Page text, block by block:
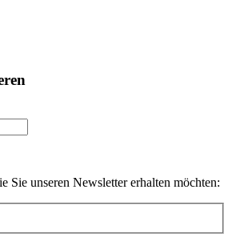
Sie unseren Newsletter erhalten möchten: